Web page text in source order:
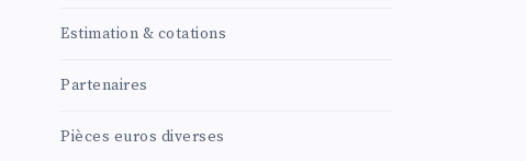
Estimation & cotations
Partenaires
Pièces euros diverses